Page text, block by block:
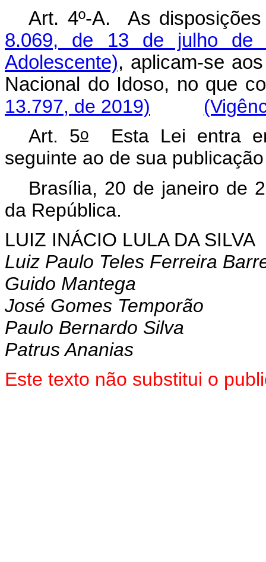
Art. 4º-A. As
8.069, de 13 de julho de
Adolescente), aplicam-se
Nacional do Idoso,
13.797, de 2019)
Art. 5oEsta Lei entra
seguinte ao de sua
Brasília, 20 de janeiro de
da República.
LUIZ INÁCIO LULA DA SILVA
Luiz Paulo Teles Ferreira
Guido Mantega
José Gomes Temporão
Paulo Bernardo Silva
Patrus Ananias
Este texto não substitui o